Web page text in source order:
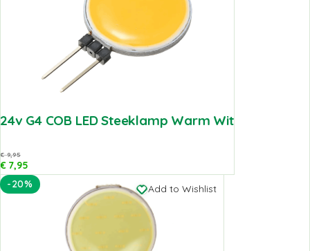
24v G4 COB LED Steeklamp Warm Wit
€9,95
€7,95
-20%
Add to Wishlist